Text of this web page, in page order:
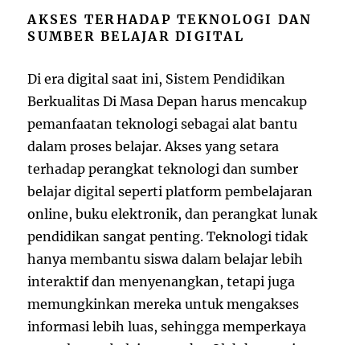
AKSES TERHADAP TEKNOLOGI DAN
SUMBER BELAJAR DIGITAL
Di era digital saat ini, Sistem Pendidikan
Berkualitas Di Masa Depan harus mencakup
pemanfaatan teknologi sebagai alat bantu
dalam proses belajar. Akses yang setara
terhadap perangkat teknologi dan sumber
belajar digital seperti platform pembelajaran
online, buku elektronik, dan perangkat lunak
pendidikan sangat penting. Teknologi tidak
hanya membantu siswa dalam belajar lebih
interaktif dan menyenangkan, tetapi juga
memungkinkan mereka untuk mengakses
informasi lebih luas, sehingga memperkaya